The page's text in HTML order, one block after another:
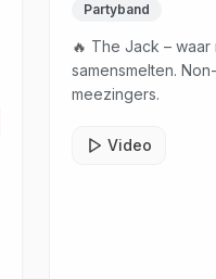
Partyband
🔥 The Jack –
samensmelten.
meezingers.
Video